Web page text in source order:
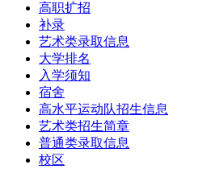
高职扩招
补录
艺术类录取信息
大学排名
入学须知
宿舍
高水平运动队招生信息
艺术类招生简章
普通类录取信息
校区